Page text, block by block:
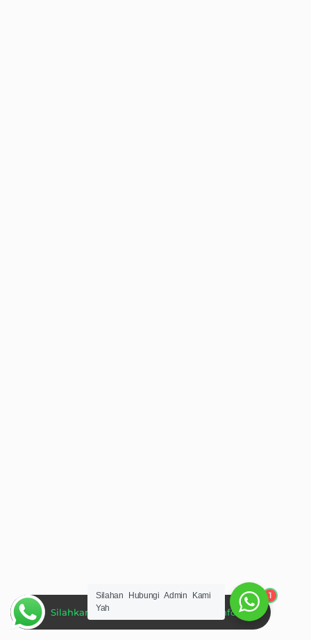
Silahan Hubungi Admin Kami
Yah
1
Silahkan Hubungi Admin Untuk Informasi